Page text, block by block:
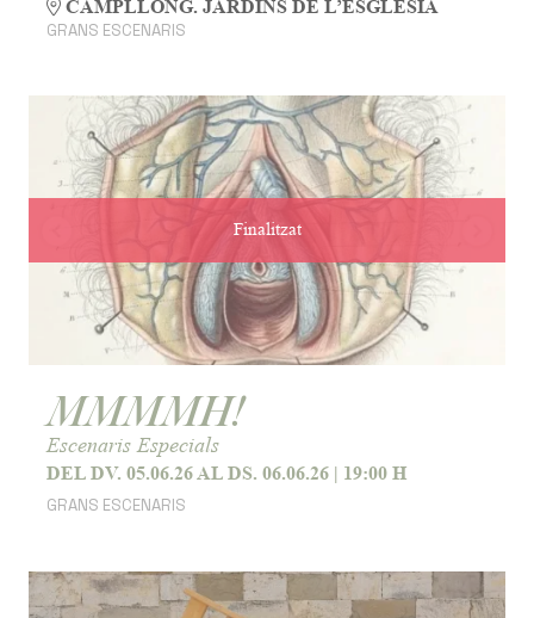
CAMPLLONG. JARDINS DE L’ESGLÉSIA
GRANS ESCENARIS
Finalitzat
MMMMH!
Escenaris Especials
DEL DV. 05.06.26AL DS. 06.06.26 | 19:00 H
GRANS ESCENARIS